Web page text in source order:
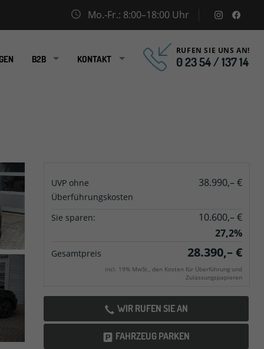
Mo.-Fr.: 8:00–18:00 Uhr
instagram
B2B KONTAKT
RUFEN SIE UNS AN!
0 23 54 / 137 14
UVP ohne
Überführungskosten
38.990,– €
Sie sparen:
10.600,– €
27,2%
Gesamtpreis 28.390,– €
incl. 19% MwSt., den Kosten für Überführung und
Zulassungspapieren
WIR RUFEN SIE AN
FAHRZEUG PARKEN